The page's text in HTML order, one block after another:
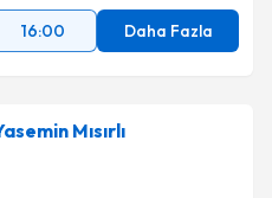
16:00 Daha Fazla
Mısırlı